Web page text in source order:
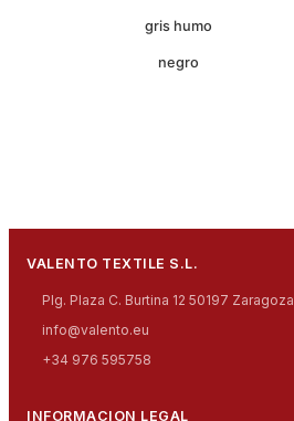
gris humo
negro
VALENTO TEXTILE S.L.
Plg. Plaza C. Burtina 12 50197 Zaragoza
info@valento.eu
+34 976 595758
INFORMACION LEGAL